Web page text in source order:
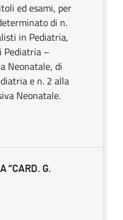
ed esami, per
di n.
in Pediatria,
Pediatria –
Neonatale, di
e n. 2 alla
Neonatale.
“CARD. G.